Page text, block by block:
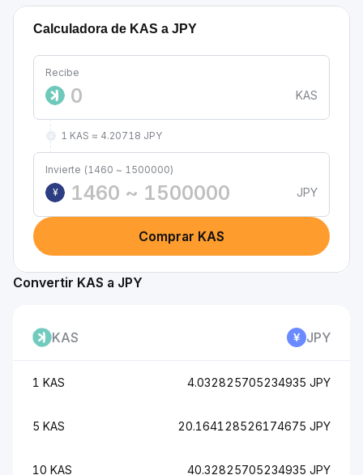
Calculadora de KAS a JPY
Recibe
KAS
1 KAS ≈ 4.20718 JPY
Invierte (1460 ~ 1500000)
¥
JPY
Comprar KAS
Convertir KAS a JPY
KAS JPY
1 KAS 4.032825705234935 JPY
5 KAS 20.164128526174675 JPY
10 KAS 40.32825705234935 JPY